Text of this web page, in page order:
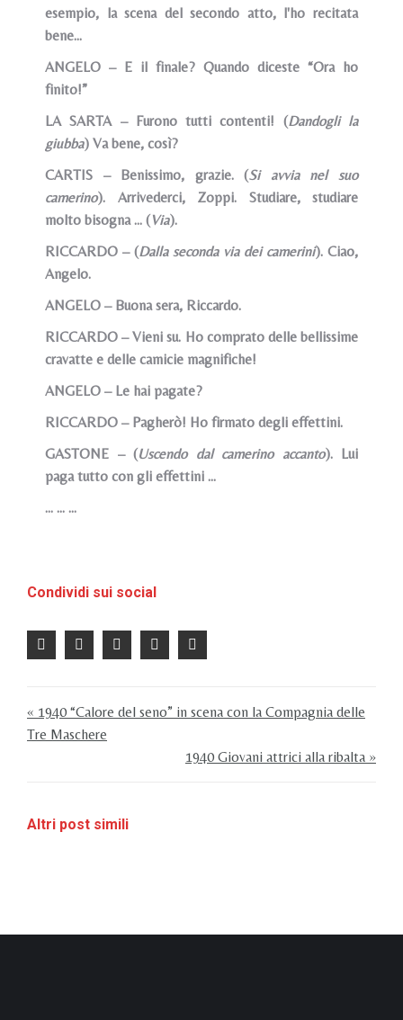
esempio, la scena del secondo atto, l'ho recitata
bene...
ANGELO – E il finale? Quando diceste “Ora ho
finito!”
LA SARTA – Furono tutti contenti! (Dandogli la
giubba) Va bene, così?
CARTIS – Benissimo, grazie. (Si avvia nel suo
camerino). Arrivederci, Zoppi. Studiare, studiare
molto bisogna … (Via).
RICCARDO – (Dalla seconda via dei camerini). Ciao,
Angelo.
ANGELO – Buona sera, Riccardo.
RICCARDO – Vieni su. Ho comprato delle bellissime
cravatte e delle camicie magnifiche!
ANGELO – Le hai pagate?
RICCARDO – Pagherò! Ho firmato degli effettini.
GASTONE – (Uscendo dal camerino accanto). Lui
paga tutto con gli effettini …
… … …
Condividi sui social
« 1940 “Calore del seno” in scena con la Compagnia delle
Tre Maschere
1940 Giovani attrici alla ribalta »
Altri post simili